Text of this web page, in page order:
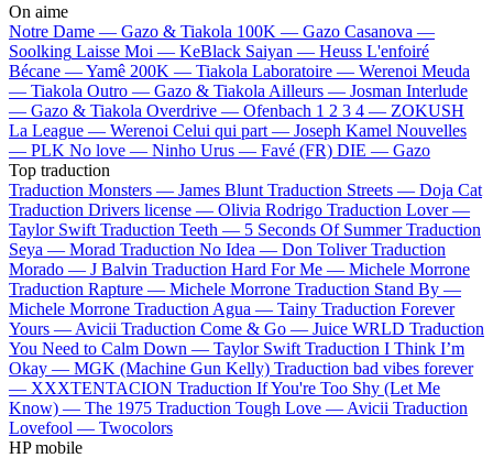
On aime
Notre Dame — Gazo & Tiakola 100K — Gazo Casanova —
Soolking Laisse Moi — KeBlack Saiyan — Heuss L'enfoiré
Bécane —Yamê 200K — Tiakola Laboratoire — Werenoi Meuda
— Tiakola Outro — Gazo & Tiakola Ailleurs — Josman Interlude
— Gazo & Tiakola Overdrive — Ofenbach 1 2 3 4 — ZOKUSH
La League — Werenoi Celui qui part — Joseph Kamel Nouvelles
— PLK No love — Ninho Urus — Favé (FR) DIE — Gazo
Top traduction
Traduction Monsters — James Blunt Traduction Streets — Doja Cat
Traduction Drivers license — Olivia Rodrigo Traduction Lover —
Taylor Swift Traduction Teeth — 5 Seconds Of Summer Traduction
Seya — Morad Traduction No Idea — Don Toliver Traduction
Morado — J Balvin Traduction Hard For Me — Michele Morrone
Traduction Rapture — Michele Morrone Traduction Stand By —
Michele Morrone Traduction Agua — Tainy Traduction Forever
Yours — Avicii Traduction Come & Go — Juice WRLD Traduction
You Need to Calm Down — Taylor Swift Traduction I Think I’m
Okay — MGK (Machine Gun Kelly) Traduction bad vibes forever
— XXXTENTACION Traduction If You're Too Shy (Let Me
Know) — The 1975 Traduction Tough Love — Avicii Traduction
Lovefool — Twocolors
HP mobile